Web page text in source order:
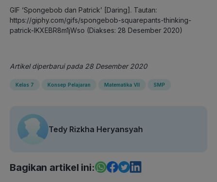
GIF ‘Spongebob dan Patrick’ [Daring]. Tautan:
https://giphy.com/gifs/spongebob-squarepants-thinking-
patrick-lKXEBR8m1jWso (Diakses: 28 Desember 2020)
Artikel diperbarui pada 28 Desember 2020
Kelas 7 Konsep Pelajaran Matematika VII SMP
Tedy Rizkha Heryansyah
Bagikan artikel ini: